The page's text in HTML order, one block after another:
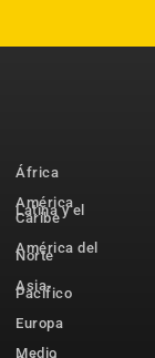
África
América
Latina y el
Caribe
América del
Norte
Asia-
Pacífico
Europa
Medio